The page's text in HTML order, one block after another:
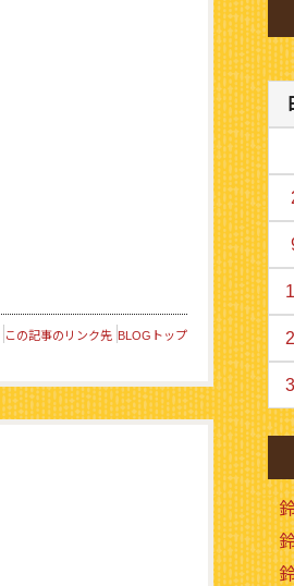
この記事のリンク先 BLOGトップ